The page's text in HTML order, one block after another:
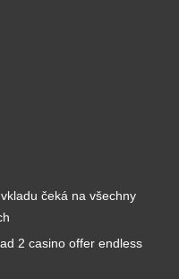
čeká na všechny
2 casino offer endless